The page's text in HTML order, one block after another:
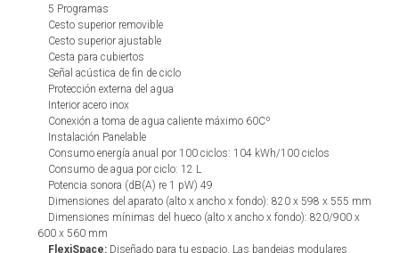
5 Programas
Cesto superior removible
Cesto superior ajustable
Cesta para cubiertos
Señal acústica de fin de ciclo
Protección externa del agua
Interior acero inox
Conexión a toma de agua caliente máximo 60Cº
Instalación Panelable
Consumo energía anual por 100 ciclos: 104 kWh/100 ciclos
Consumo de agua por ciclo: 12 L
Potencia sonora (dB(A) re 1 pW) 49
Dimensiones del aparato (alto x ancho x fondo): 820 x 598 x 555 mm
Dimensiones mínimas del hueco (alto x ancho x fondo): 820/900 x
600 x 560 mm
FlexiSpace: Diseñado para tu espacio. Las bandejas modulares